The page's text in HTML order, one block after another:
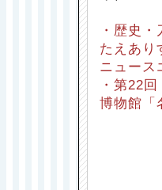
・歴史
たえあり
ニュース
・第22
博物館「